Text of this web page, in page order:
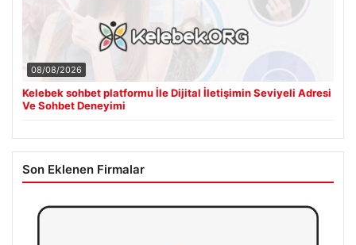
08/08/2026
Kelebek sohbet platformu İle Dijital İletişimin Seviyeli Adresi
Ve Sohbet Deneyimi
Son Eklenen Firmalar